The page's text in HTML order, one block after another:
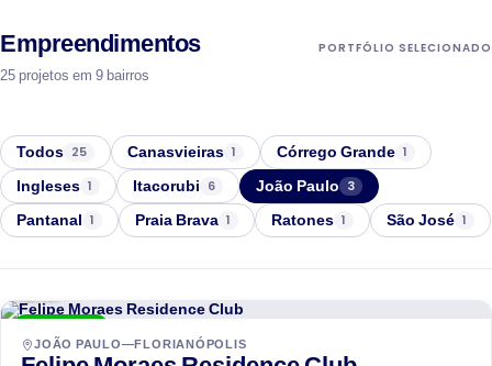
Empreendimentos
25 projetos em 9 bairros
PORTFÓLIO SELECIONADO
Todos 25 Canasvieiras 1 Córrego Grande 1
Ingleses 1 Itacorubi 6 João Paulo 3
Pantanal 1 Praia Brava 1 Ratones 1 São José 1
JOÃO PAULO—FLORIANÓPOLIS